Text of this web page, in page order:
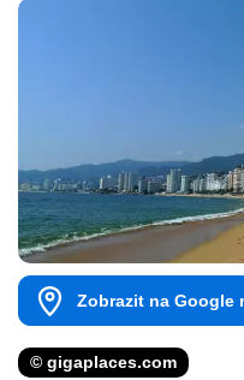
Zobrazit na Google
© gigaplaces.com